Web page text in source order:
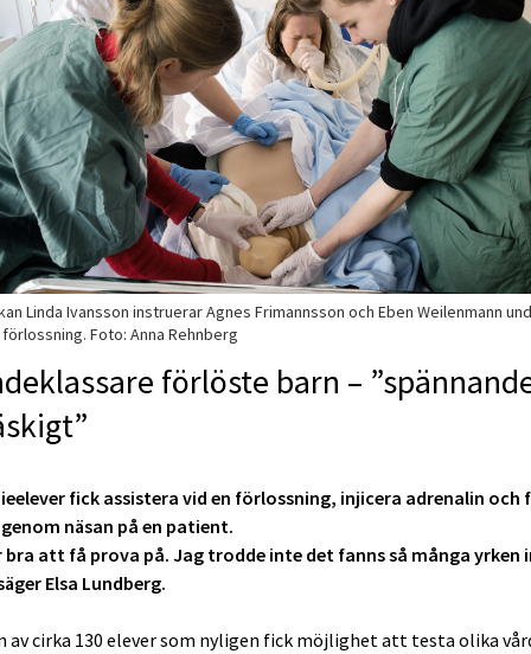
Linda Ivansson instruerar Agnes Frimannsson och Eben Weilenmann
Foto: Anna Rehnberg
förlöste barn –
fick assistera vid en förlossning, injicera adrenalin och
näsan på en patient.
bra att få prova på. Jag trodde inte det fanns så många yrken
Elsa Lundberg.
av cirka 130 elever som nyligen fick möjlighet att testa olika